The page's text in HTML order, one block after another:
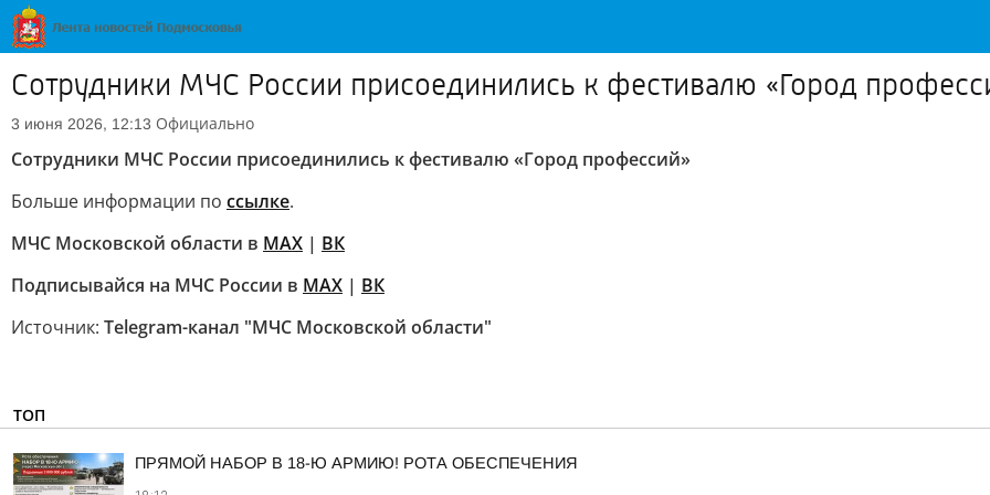
Сотрудники МЧС России присоединились к фестивалю «Город
3 июня 2026, 12:13 Официально
Сотрудники МЧС России присоединились к фестивалю «Город профессий»
Больше информации по ссылке.
МЧС Московской области в MAX | ВК
Подписывайся на МЧС России в MAX | ВК
Источник: Telegram-канал "МЧС Московской области"
ТОП
ПРЯМОЙ НАБОР В 18-Ю АРМИЮ! РОТА ОБЕСПЕЧЕНИЯ